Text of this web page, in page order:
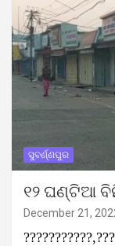
ସୁବର୍ଣ୍ଣପୁର
୧୨ ଘଣ୍ଟିଆ
December 21,